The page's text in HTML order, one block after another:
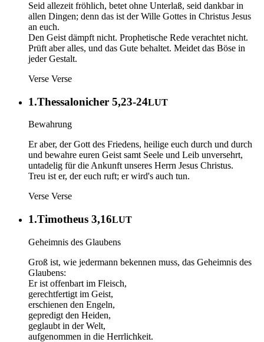
Seid allezeit fröhlich, betet ohne Unterlaß, seid dankbar in
allen Dingen; denn das ist der Wille Gottes in Christus Jesus
an euch.
Den Geist dämpft nicht. Prophetische Rede verachtet nicht.
Prüft aber alles, und das Gute behaltet. Meidet das Böse in
jeder Gestalt.
Verse Verse
1.Thessalonicher 5,23-24LUT
Bewahrung
Er aber, der Gott des Friedens, heilige euch durch und durch
und bewahre euren Geist samt Seele und Leib unversehrt,
untadelig für die Ankunft unseres Herrn Jesus Christus.
Treu ist er, der euch ruft; er wird's auch tun.
Verse Verse
1.Timotheus 3,16LUT
Geheimnis des Glaubens
Groß ist, wie jedermann bekennen muss, das Geheimnis des
Glaubens:
Er ist offenbart im Fleisch,
gerechtfertigt im Geist,
erschienen den Engeln,
gepredigt den Heiden,
geglaubt in der Welt,
aufgenommen in die Herrlichkeit.